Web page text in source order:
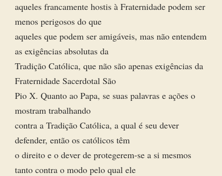
aqueles francamente hostis à Fraternidade podem ser
menos perigosos do que
aqueles que podem ser amigáveis, mas não entendem
as exigências absolutas da
Tradição Católica, que não são apenas exigências da
Fraternidade Sacerdotal São
Pio X. Quanto ao Papa, se suas palavras e ações o
mostram trabalhando
contra a Tradição Católica, a qual é seu dever
defender, então os católicos têm
o direito e o dever de protegerem-se a si mesmos
tanto contra o modo pelo qual ele